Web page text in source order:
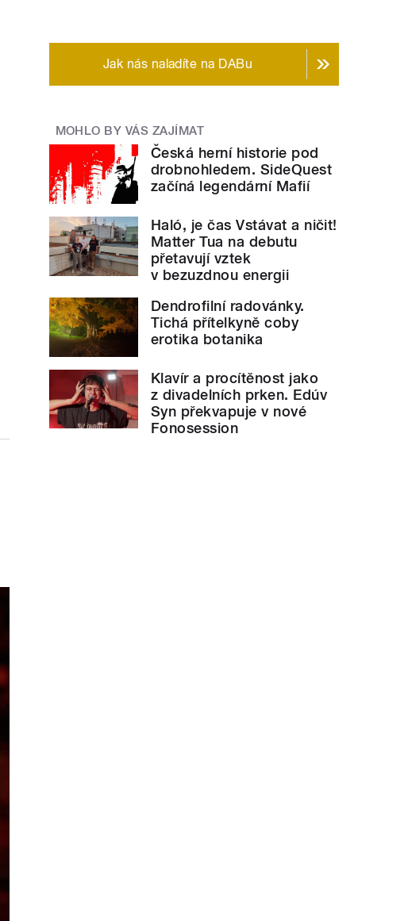
Jak nás naladíte na DABu
MOHLO BY VÁS ZAJÍMAT
Česká herní historie pod
drobnohledem. SideQuest
začíná legendární Mafií
Haló, je čas Vstávat a ničit!
Matter Tua na debutu
přetavují vztek
v bezuzdnou energii
Dendrofilní radovánky.
Tichá přítelkyně coby
erotika botanika
Klavír a procítěnost jako
z divadelních prken. Edúv
Syn překvapuje v nové
Fonosession